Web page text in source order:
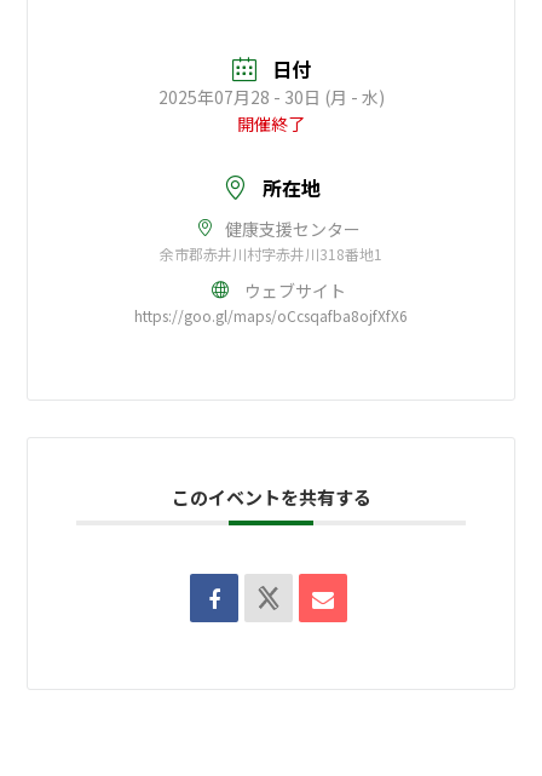
日付
2025年07月28 - 30日 (月 - 水)
開催終了
所在地
健康支援センター
余市郡赤井川村字赤井川318番地1
ウェブサイト
https://goo.gl/maps/oCcsqafba8ojfXfX6
このイベントを共有する